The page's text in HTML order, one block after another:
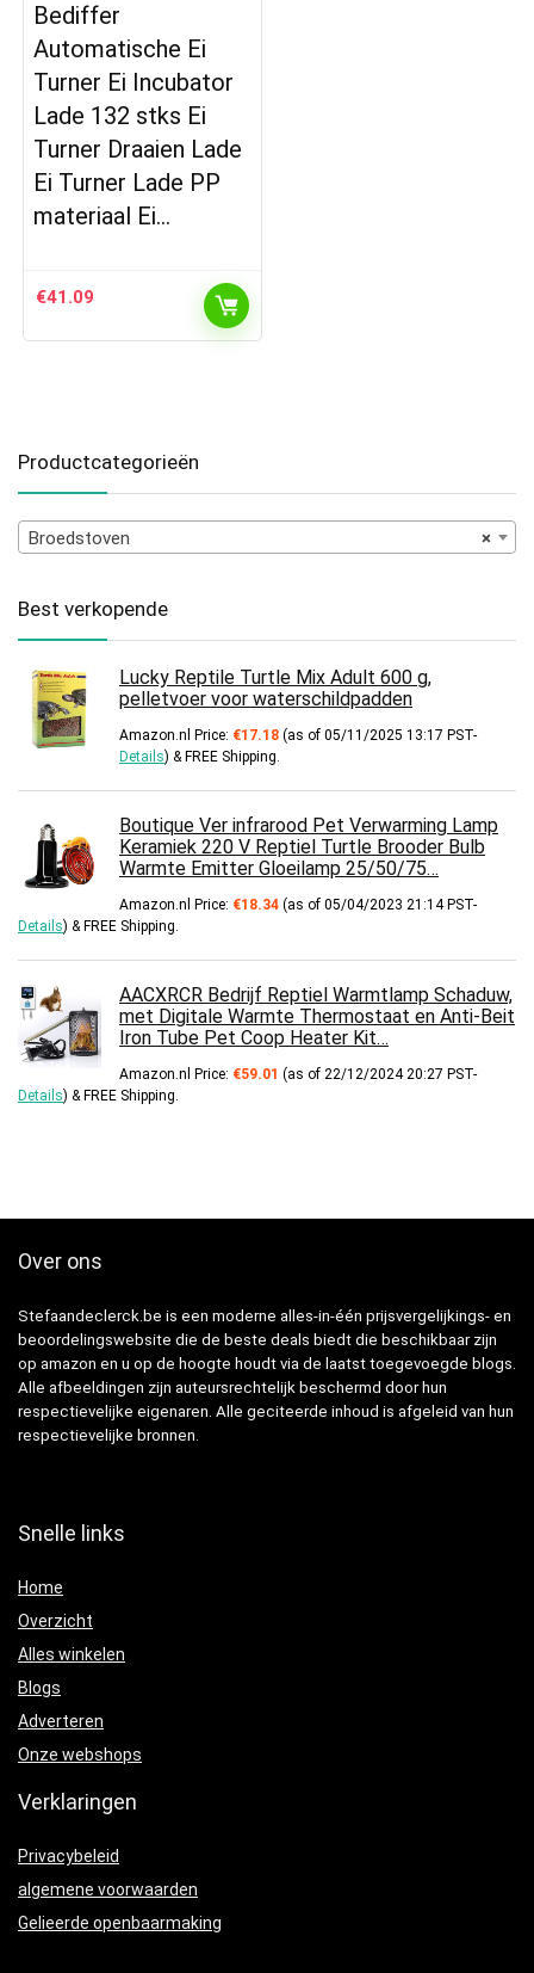
Bediffer
Automatische Ei
Turner Ei Incubator
Lade 132 stks Ei
Turner Draaien Lade
Ei Turner Lade PP
materiaal Ei…
€41.09
Productcategorieën
×
Broedstoven
Best verkopende
Lucky Reptile Turtle Mix Adult 600 g,
pelletvoer voor waterschildpadden
Amazon.nl Price: €17.18 (as of 05/11/2025 13:17 PST-
Details) & FREE Shipping.
Boutique Ver infrarood Pet Verwarming Lamp
Keramiek 220 V Reptiel Turtle Brooder Bulb
Warmte Emitter Gloeilamp 25/50/75…
Amazon.nl Price: €18.34 (as of 05/04/2023 21:14 PST-
Details) & FREE Shipping.
AACXRCR Bedrijf Reptiel Warmtlamp Schaduw,
met Digitale Warmte Thermostaat en Anti-Beit
Iron Tube Pet Coop Heater Kit…
Amazon.nl Price: €59.01 (as of 22/12/2024 20:27 PST-
Details) & FREE Shipping.
Over ons
Stefaandeclerck.be is een moderne alles-in-één prijsvergelijkings- en
beoordelingswebsite die de beste deals biedt die beschikbaar zijn
op amazon en u op de hoogte houdt via de laatst toegevoegde blogs.
Alle afbeeldingen zijn auteursrechtelijk beschermd door hun
respectievelijke eigenaren. Alle geciteerde inhoud is afgeleid van hun
respectievelijke bronnen.
Snelle links
Home
Overzicht
Alles winkelen
Blogs
Adverteren
Onze webshops
Verklaringen
Privacybeleid
algemene voorwaarden
Gelieerde openbaarmaking